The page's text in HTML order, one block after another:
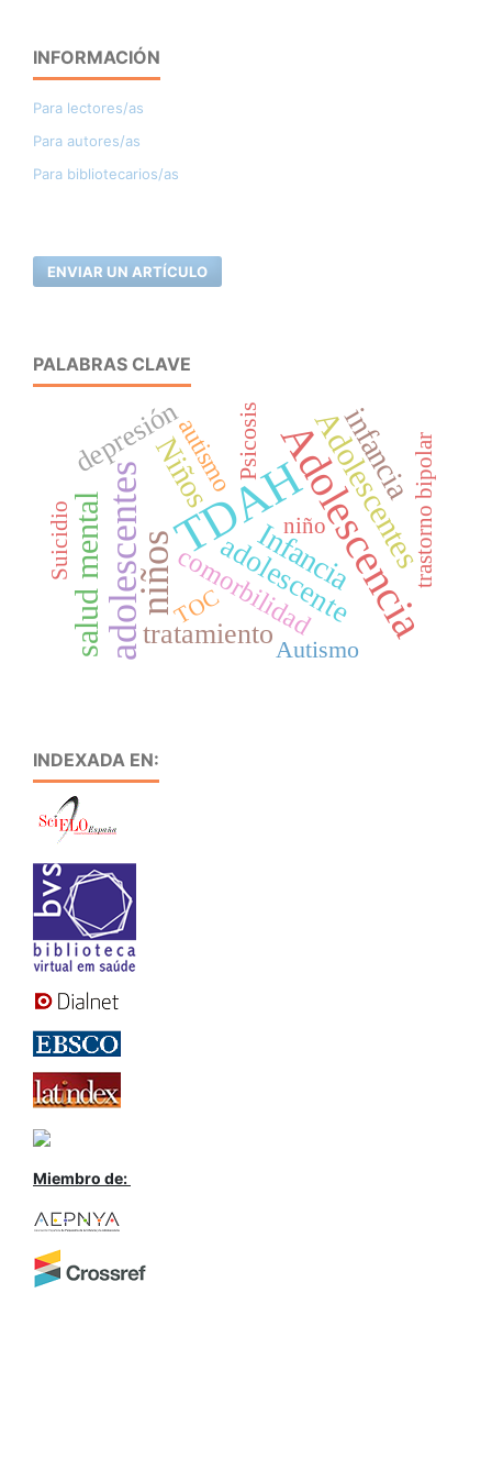
INFORMACIÓN
Para lectores/as
Para autores/as
Para bibliotecarios/as
ENVIAR UN ARTÍCULO
PALABRAS CLAVE
TDAHAdolescencia
niños
adolescentes Adolescentes
salud mental Infancia
Niños infancia
adolescente
tratamiento
depresión
comorbilidad
autismo
Autismo
Psicosis
TOC
trastorno bipolar
niño
Suicidio
INDEXADA EN:
Miembro de: